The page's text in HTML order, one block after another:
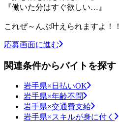
『働いた分はすぐ欲しい…』
これぜ～んぶ叶えられますよ！！
応募画面に進む
関連条件からバイトを探す
岩手県×日払いOK
岩手県×年齢不問
岩手県×交通費支給
岩手県×スキルが身に付く